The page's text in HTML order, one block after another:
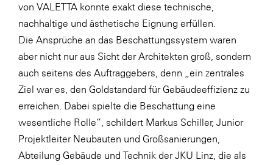
von VALETTA konnte exakt diese technische,
nachhaltige und ästhetische Eignung erfüllen.
Die Ansprüche an das Beschattungssystem waren
aber nicht nur aus Sicht der Architekten groß, sondern
auch seitens des Auftraggebers, denn „ein zentrales
Ziel war es, den Goldstandard für Gebäudeeffizienz zu
erreichen. Dabei spielte die Beschattung eine
wesentliche Rolle“, schildert Markus Schiller, Junior
Projektleiter Neubauten und Großsanierungen,
Abteilung Gebäude und Technik der JKU Linz, die als